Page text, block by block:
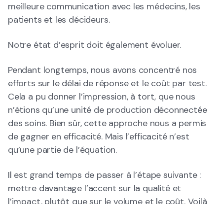
meilleure communication avec les médecins, les
patients et les décideurs.
Notre état d’esprit doit également évoluer.
Pendant longtemps, nous avons concentré nos
efforts sur le délai de réponse et le coût par test.
Cela a pu donner l’impression, à tort, que nous
n’étions qu’une unité de production déconnectée
des soins. Bien sûr, cette approche nous a permis
de gagner en efficacité. Mais l’efficacité n’est
qu’une partie de l’équation.
Il est grand temps de passer à l’étape suivante :
mettre davantage l’accent sur la qualité et
l’impact, plutôt que sur le volume et le coût. Voilà